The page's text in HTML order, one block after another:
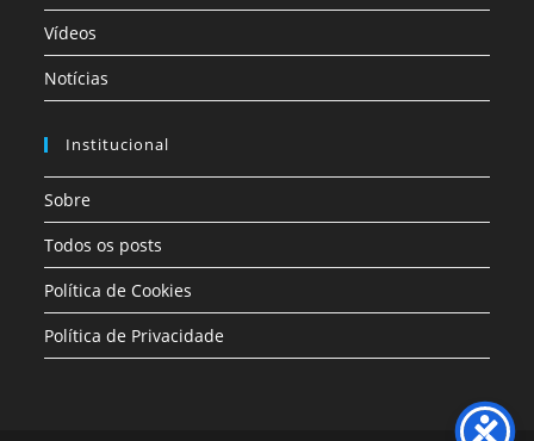
Vídeos
Notícias
Institucional
Sobre
Todos os posts
Política de Cookies
Política de Privacidade